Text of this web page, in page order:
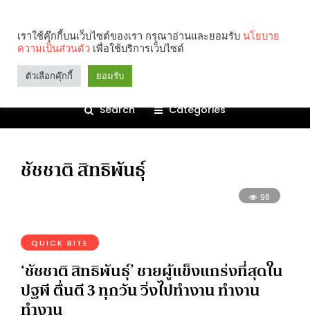
Search Categories
ชัชชาติ สิทธิพันธุ์
98
QUICK BITE
‘ชัชชาติ สิทธิพันธ์ุ’ ชายผู้แข็งแกร่งที่สุดใน
ปฐพี ตื่นตี 3 ทุกวัน วิ่งไปทำงาน ทำงาน
ทำงาน
เราใช้คุ๊กกี้บนเว็บไซต์ของเรา กรุณาอ่านและยอมรับ นโยบาย
ความเป็นส่วนตัว เพื่อใช้บริการเว็บไซต์
ตัวเลือกคุ๊กกี้ ยอมรับ